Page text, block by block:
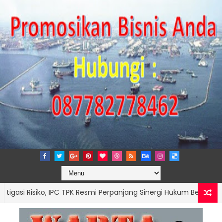
IPC TPK Resmi Perpanjang Sinergi Hukum Bersama Kejari